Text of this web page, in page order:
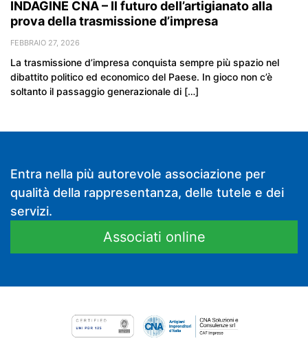
INDAGINE CNA – Il futuro dell’artigianato alla
prova della trasmissione d’impresa
FEBBRAIO 27, 2026
La trasmissione d’impresa conquista sempre più spazio nel
dibattito politico ed economico del Paese. In gioco non c’è
soltanto il passaggio generazionale di […]
Entra nella più autorevole associazione per
qualità della rappresentanza, delle tutele e dei
servizi.
Associati online